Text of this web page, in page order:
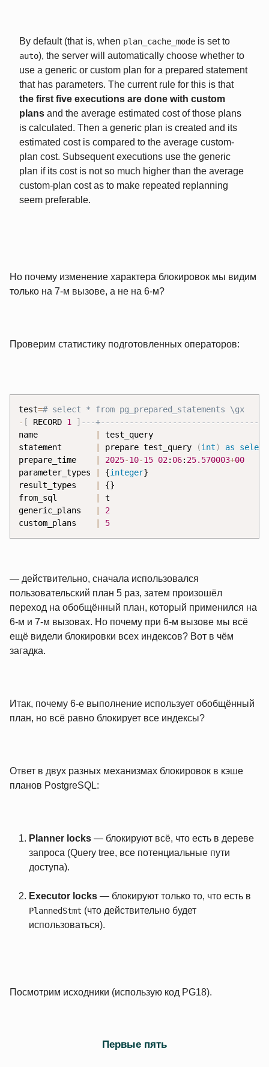
By default (that is, when plan_cache_mode is set to
auto), the server will automatically choose whether to
use a generic or custom plan for a prepared statement
that has parameters. The current rule for this is that
the first five executions are done with custom
plans and the average estimated cost of those plans
is calculated. Then a generic plan is created and its
estimated cost is compared to the average custom-
plan cost. Subsequent executions use the generic
plan if its cost is not so much higher than the average
custom-plan cost as to make repeated replanning
seem preferable.
Но почему изменение характера блокировок мы видим
только на 7‑м вызове, а не на 6‑м?
Проверим статистику подготовленных операторов:
test=
- [ RECORD 1
]
name
|
test_query
statement
| prepare test_query (int) as
select
prepare_time
| 2025-10-15 02: 06: 25.570003+00
parameter_types
| {integer}
result_types
|
{}
from_sql
|
t
generic_plans
|
2
custom_plans
| 5
— действительно, сначала использовался
пользовательский план 5 раз, затем произошёл
переход на обобщённый план, который применился на
6‑м и 7‑м вызовах. Но почему при 6‑м вызове мы всё
ещё видели блокировки всех индексов? Вот в чём
загадка.
Итак, почему 6‑е выполнение использует обобщённый
план, но всё равно блокирует все индексы?
Ответ в двух разных механизмах блокировок в кэше
планов PostgreSQL:
Planner locks — блокируют всё, что есть в дереве
запроса (Query tree, все потенциальные пути
доступа).
Executor locks — блокируют только то, что есть в
PlannedStmt (что действительно будет
использоваться).
Посмотрим исходники (использую код PG18).
Первые пять